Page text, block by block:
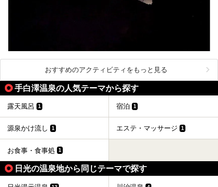
おすすめのアクティビティをもっと見る
手白澤温泉の人気テーマから探す
露天風呂 1 宿泊 1
源泉かけ流し 1 エステ・マッサージ 1
お食事・食事処 1
日光の温泉地から同じテーマで探す